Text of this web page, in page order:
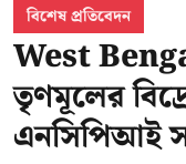
বিশেষ প্রতিবেদন
West
তৃণমূলের
এনসিপিআই